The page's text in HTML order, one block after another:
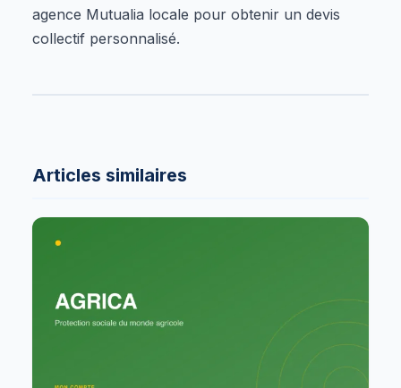
agence Mutualia locale pour obtenir un devis
collectif personnalisé.
Articles similaires